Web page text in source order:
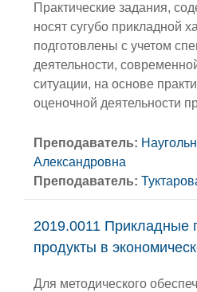
Практические задания,
носят сугубо прикладной
подготовлены с учетом
деятельности,
ситуации, на основе
оценочной деятельности
Преподаватель:
Александровна
Преподаватель:
2019.0011 Прикладные
продукты в
Для методического